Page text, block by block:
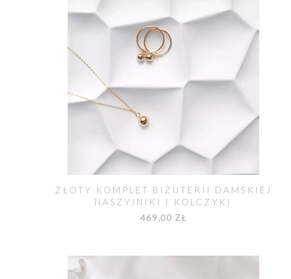
ZŁOTY KOMPLET BIŻUTERII DAMSKIEJ
NASZYJNIKI I KOLCZYKI
469,00 ZŁ